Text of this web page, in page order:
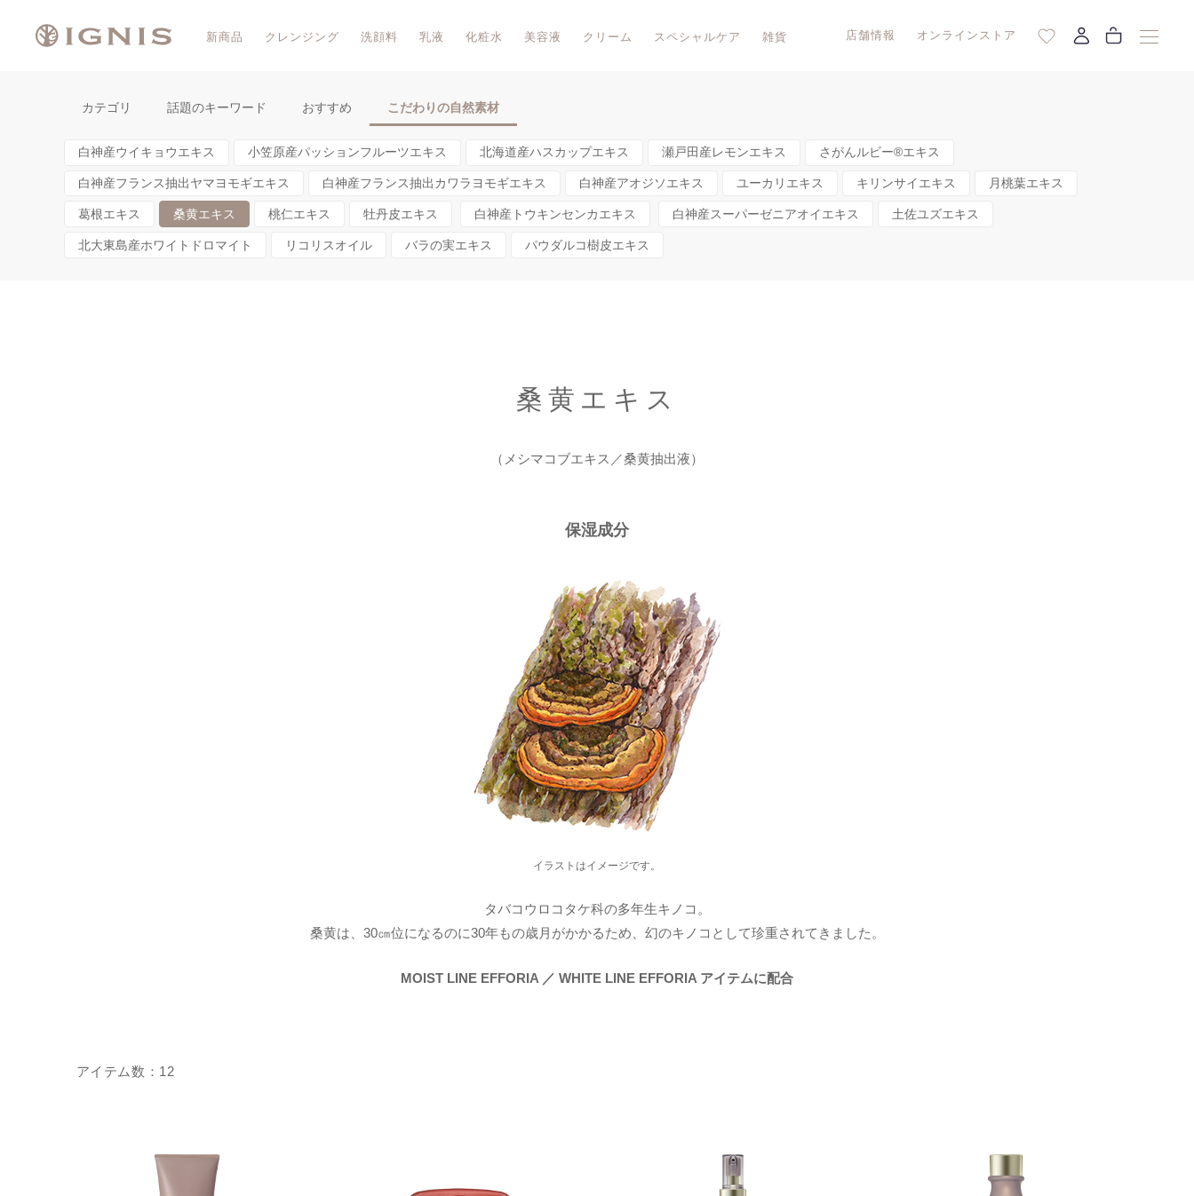
新商品 クレンジング 洗顔料 乳液 化粧水 美容液 クリーム スペシャルケア 雑貨 店舗情報 オンラインストア
カテゴリ 話題のキーワード おすすめ こだわりの自然素材
白神産ウイキョウエキス 小笠原産パッションフルーツエキス 北海道産ハスカップエキス 瀬戸田産レモンエキス さがんルビー®エキス
白神産フランス抽出ヤマヨモギエキス 白神産フランス抽出カワラヨモギエキス 白神産アオジソエキス ユーカリエキス キリンサイエキス 月桃葉エキス
葛根エキス 桑黄エキス 桃仁エキス 牡丹皮エキス 白神産トウキンセンカエキス 白神産スーパーゼニアオイエキス 土佐ユズエキス
北大東島産ホワイトドロマイト リコリスオイル バラの実エキス パウダルコ樹皮エキス
桑黄エキス
（メシマコブエキス／桑黄抽出液）
保湿成分
イラストはイメージです。
タバコウロコタケ科の多年生キノコ。
桑黄は、30㎝位になるのに30年もの歳月がかかるため、幻のキノコとして珍重されてきました。
MOIST LINE EFFORIA ／ WHITE LINE EFFORIA アイテムに配合
12